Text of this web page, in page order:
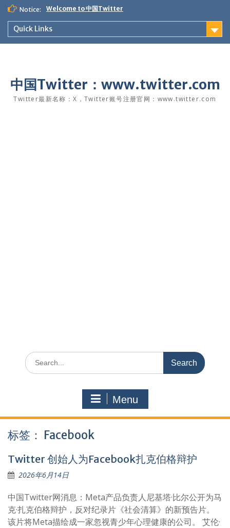
Skip
content
Notice: Welcome to 中国Twitter
Quick Links
中国Twitter：www.twitter.com
Twitter最新名称：X，Twitter账号注册官网：www.twitter.com
Search
for:
Menu
标签： Facebook
Twitter 创始人为Facebook扎克伯格辩护
2026年6月14日
中国Twitter网消息：Meta产品负责人尼基塔·比尔公开为马
克·扎克伯格辩护，反对纪录片《社会清算》的新预告片。
该片将Meta描绘成一家忽视青少年心理健康的公司。 艾伦·